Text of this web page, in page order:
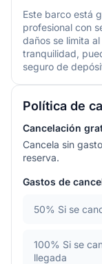
Este barco está
profesional con
daños se limita
tranquilidad,
seguro de
Política de
Cancelación
Cancela sin
reserva.
Gastos de
50% Si se
100% Si se
llegada